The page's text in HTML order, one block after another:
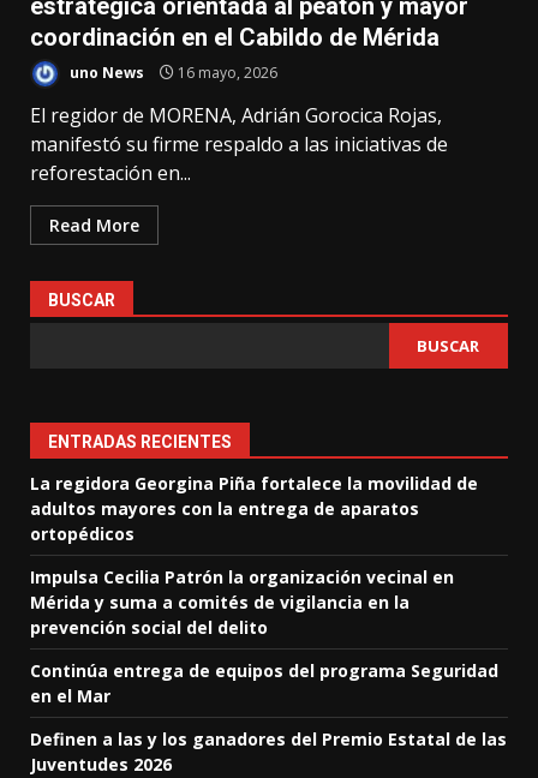
estratégica orientada al peatón y mayor
coordinación en el Cabildo de Mérida
uno News 16 mayo, 2026
El regidor de MORENA, Adrián Gorocica Rojas,
manifestó su firme respaldo a las iniciativas de
reforestación en...
Read More
BUSCAR
BUSCAR
ENTRADAS RECIENTES
La regidora Georgina Piña fortalece la movilidad de
adultos mayores con la entrega de aparatos
ortopédicos
Impulsa Cecilia Patrón la organización vecinal en
Mérida y suma a comités de vigilancia en la
prevención social del delito
Continúa entrega de equipos del programa Seguridad
en el Mar
Definen a las y los ganadores del Premio Estatal de las
Juventudes 2026